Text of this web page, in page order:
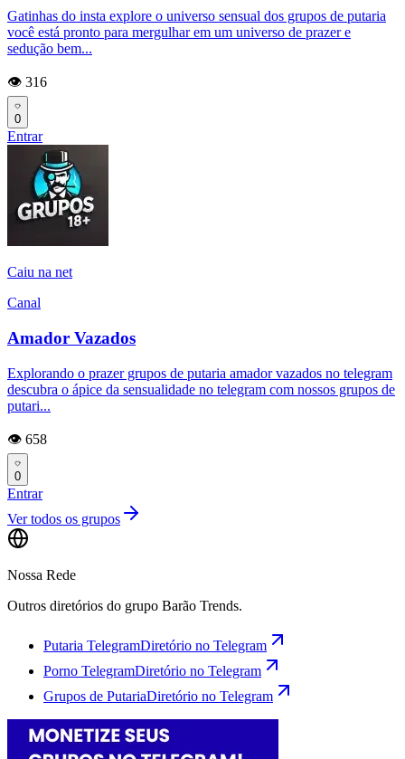
Gatinhas do insta explore o universo sensual dos grupos de putaria
você está pronto para mergulhar em um universo de prazer e
sedução bem...
👁️ 316
0
Entrar
Caiu na net
Canal
Amador Vazados
Explorando o prazer grupos de putaria amador vazados no telegram
descubra o ápice da sensualidade no telegram com nossos grupos de
putari...
👁️ 658
0
Entrar
Ver todos os grupos
Nossa Rede
Outros diretórios do grupo Barão Trends.
Putaria TelegramDiretório no Telegram
Porno TelegramDiretório no Telegram
Grupos de PutariaDiretório no Telegram